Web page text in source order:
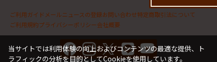
ご利用ガイド メールニュースの登録お問い合わせ特定商取引法について
ご利用規約プライバシーポリシー会社概要
当サイトでは利用体験の向上およびコンテンツの最適な提供、ト
ラフィックの分析を目的としてCookieを使用しています。